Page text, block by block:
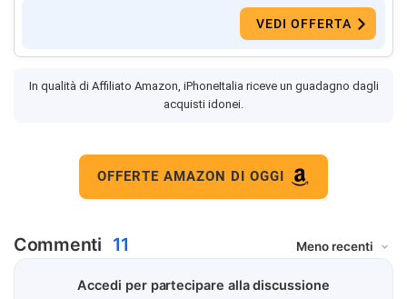
VEDI OFFERTA
In qualità di Affiliato Amazon, iPhoneItalia riceve un guadagno dagli
acquisti idonei.
OFFERTE AMAZON DI OGGI
Commenti 11
Accedi per partecipare alla discussione